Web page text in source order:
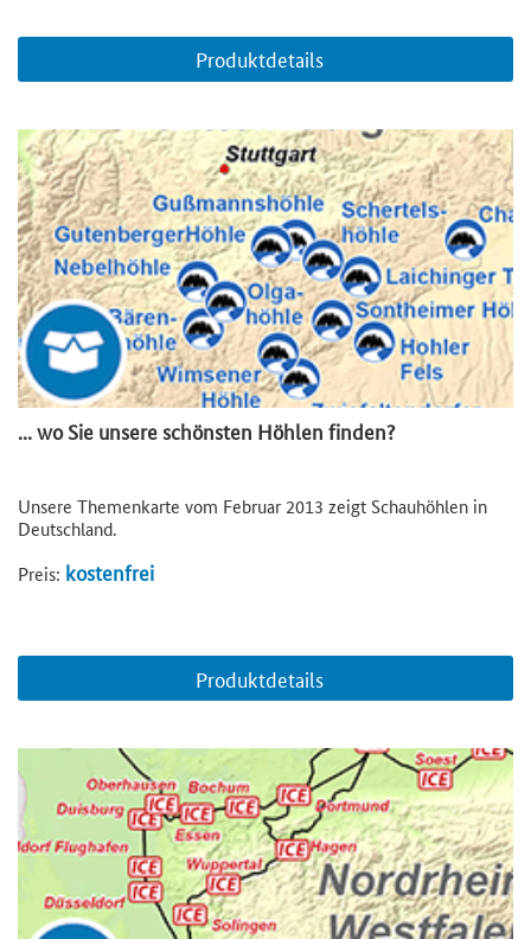
Produktdetails
... wo Sie unsere schönsten Höhlen finden?
Unsere Themenkarte vom Februar 2013 zeigt Schauhöhlen in
Deutschland.
Preis: kostenfrei
Produktdetails